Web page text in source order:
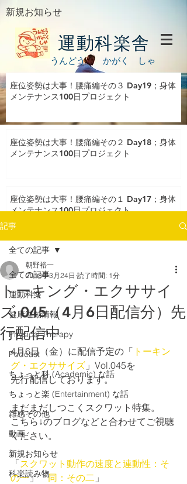
新規お知らせ
運動科楽舎
うんどう かがく しゃ
座位姿勢は大事！腰痛編その３ Day19；身体
メンテナンス100日プロジェクト
座位姿勢は大事！腰痛編その２ Day18；身体
メンテナンス100日プロジェクト
座位姿勢は大事！腰痛編その１ Day17；身体
メンテナンス100日プロジェクト
記事
全ての記事
運動科楽
健康運動情報
Physical Therapy
Podcast
ちょっと科 (Academic) な話
ちょっと楽 (Entertainment) な話
雑感その他
動画
新規お知らせ
科楽読み物
全ての記事
トーキング・エクササイ
ズ 045（4月6日配信分）先
行配信中
朝野裕一
2018年3月24日 読了時間: 1分
4月6日（金）に配信予定の「 トーキン
グ・エクササイズ 」Vol.045を
先行配信しております。
まだまだしつこくスクワット特集。
こちら↓のブログなどと合わせてご視聴
ください。
「スクワット動作の速度と連動性：そ
の一」「同：その二 」